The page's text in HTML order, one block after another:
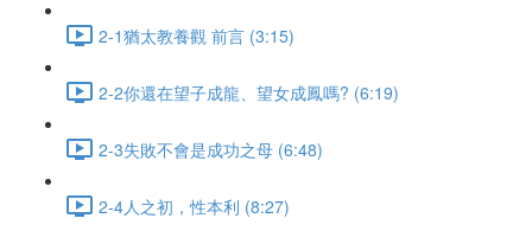
2-1猶太教養觀 前言 (3:15)
2-2你還在望子成龍、望女成鳳嗎? (6:19)
2-3失敗不會是成功之母 (6:48)
2-4人之初，性本利 (8:27)